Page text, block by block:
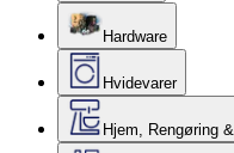
Hardware
Hvidevarer
Hjem, Rengøring